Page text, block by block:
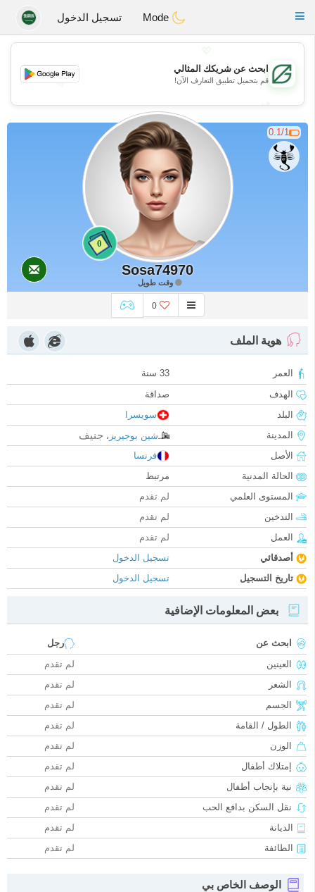
GulfDating
Toggle
تسجيل الدخول
💖
💕
💕
ابحث عن شريكك المثالي
قم بتحميل تطبيق التعارف الآن!
0.1/1
0
Sosa74970
وقت طويل
0
هوية الملف
العمر
33 سنة
الهدف
صداقة
البلد
سويسرا
المدينة
شين بوجيريز ، جنيف
الأصل
فرنسا
الحالة المدنية
مرتبط
المستوى العلمي
لم تقدم
التدخين
لم تقدم
العمل
لم تقدم
أصدقائي
تسجيل الدخول
تاريخ التسجيل
تسجيل الدخول
بعض المعلومات الإضافية
ابحث عن
رجل
العينين
لم تقدم
الشعر
لم تقدم
الجسم
لم تقدم
الطول / القامة
لم تقدم
الوزن
لم تقدم
إمتلاك أطفال
لم تقدم
نية بإنجاب أطفال
لم تقدم
نقل السكن بدافع الحب
لم تقدم
الديانة
لم تقدم
الطائفة
لم تقدم
الوصف الخاص بي